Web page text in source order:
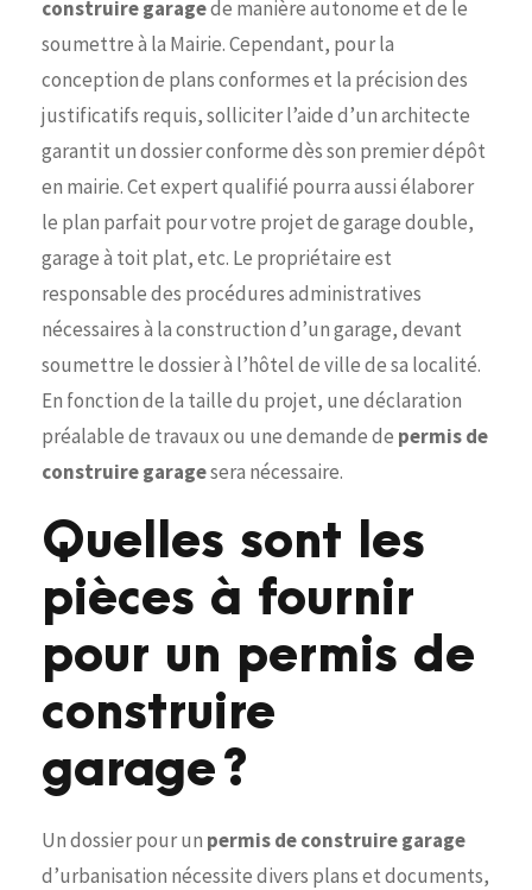
construire garagede manière autonome et de le
soumettre à la Mairie. Cependant, pour la
conception de plans conformes et la précision des
justificatifs requis, solliciter l’aide d’un architecte
garantit un dossier conforme dès son premier dépôt
en mairie. Cet expert qualifié pourra aussi élaborer
le plan parfait pour votre projet de garage double,
garage à toit plat, etc. Le propriétaire est
responsable des procédures administratives
nécessaires à la construction d’un garage, devant
soumettre le dossier à l’hôtel de ville de sa localité.
En fonction de la taille du projet, une déclaration
préalable de travaux ou une demande de permis de
construire garagesera nécessaire.
Quelles sont les
pièces à fournir
pour un permis de
construire
garage ?
Un dossier pour un permis de construire garage
d’urbanisation nécessite divers plans et documents,